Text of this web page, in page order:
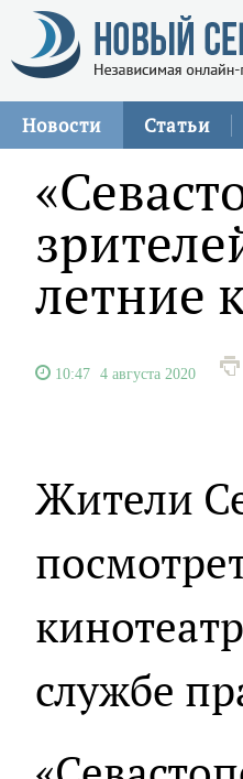
Новости Статьи
летние
10:47 4 августа 2020
Жители
службе